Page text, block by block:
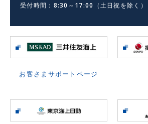
受付時間：8:30～17:00（土日祝を除く）
お客さまサポートページ